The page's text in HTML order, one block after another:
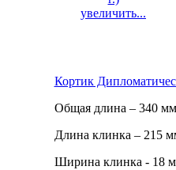
увеличить...
Кортик
Общая длина – 340 мм
Длина клинка – 215
Ширина клинка - 18